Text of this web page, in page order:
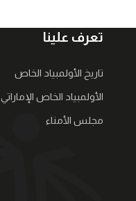
تعرف علينا
تاريخ الأولمبياد الخاص
الأولمبياد الخاص الإماراتي
مجلس الأمناء